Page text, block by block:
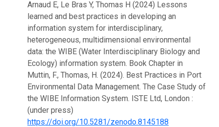
Arnaud E, Le Bras Y, Thomas H (2024) Lessons
learned and best practices in developing an
information system for interdisciplinary,
heterogeneous, multidimensional environmental
data: the WIBE (Water Interdisciplinary Biology and
Ecology) information system. Book Chapter in
Muttin, F., Thomas, H. (2024). Best Practices in Port
Environmental Data Management. The Case Study of
the WIBE Information System. ISTE Ltd, London :
(under press)
https://doi.org/10.5281/zenodo.8145188